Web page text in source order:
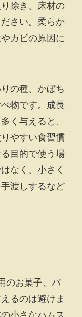
除き、床材の
さい。柔らか
カビの原因に
の種、かぼち
物です。成長
く与えると、
やすい食習慣
目的で使う場
なく、小さく
渡しするなど
のお菓子、パ
るのは避けま
小さなハムス